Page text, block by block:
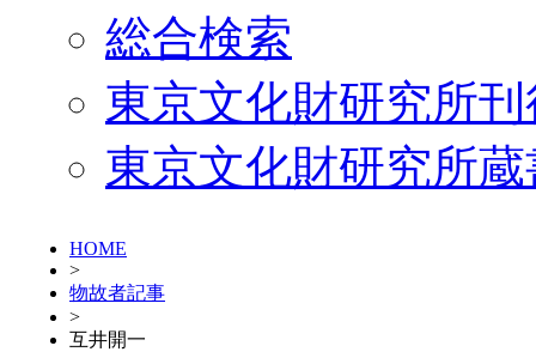
総合検索
東京文化財研究所
東京文化財研究所
HOME
>
物故者記事
>
互井開一